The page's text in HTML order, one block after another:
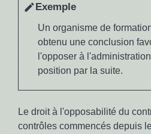
editExemple
Un organisme de
obtenu une conclusion
l'opposer à
position par la suite.
Le droit à l'opposabilité du
contrôles commencés depuis